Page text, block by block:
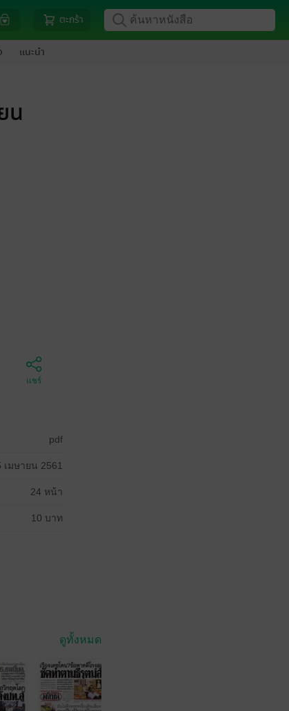
ตะกร้า
แนะนำ
น
แชร์
pdf
เมษายน 2561
24 หน้า
10 บาท
ดูทั้งหมด